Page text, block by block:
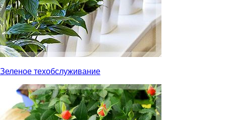
Зеленое техобслуживание